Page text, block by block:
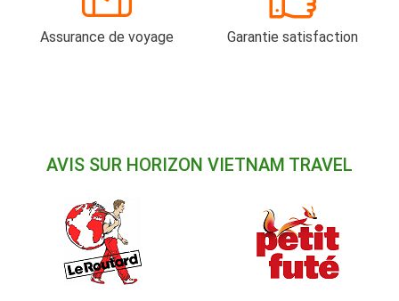
Assurance de voyage Garantie satisfaction
AVIS SUR HORIZON VIETNAM TRAVEL